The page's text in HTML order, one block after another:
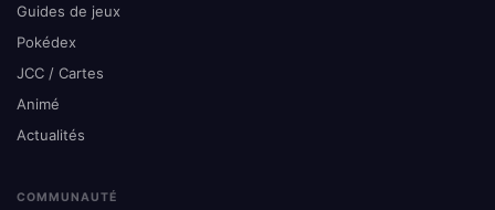
Guides de jeux
Pokédex
JCC / Cartes
Animé
Actualités
COMMUNAUTÉ